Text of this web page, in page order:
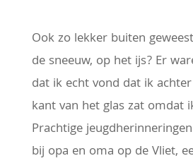
Ook zo lekker buiten
de sneeuw, op het ijs? Er
dat ik echt vond dat ik
kant van het glas zat omdat
Prachtige
bij opa en oma op de Vliet,